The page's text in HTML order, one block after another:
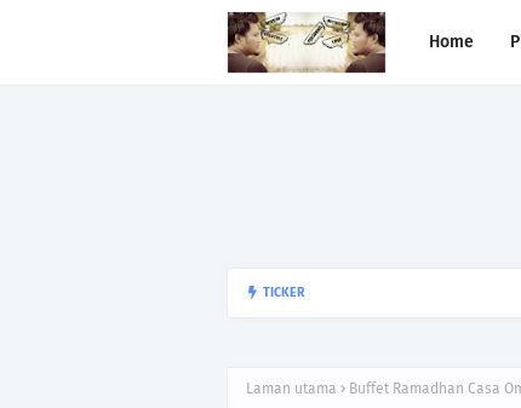
Home
TICKER
Laman utama Buffet Ramadhan Casa